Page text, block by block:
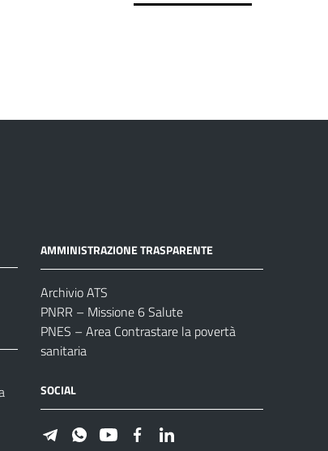
AMMINISTRAZIONE TRASPARENTE
Archivio ATS
PNRR – Missione 6 Salute
PNES – Area Contrastare la povertà
sanitaria
SOCIAL